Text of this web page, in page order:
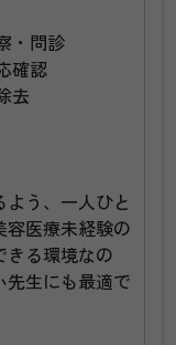
・問診
確認
去
う、一人ひと
容医療未経験の
きる環境なの
先生にも最適で